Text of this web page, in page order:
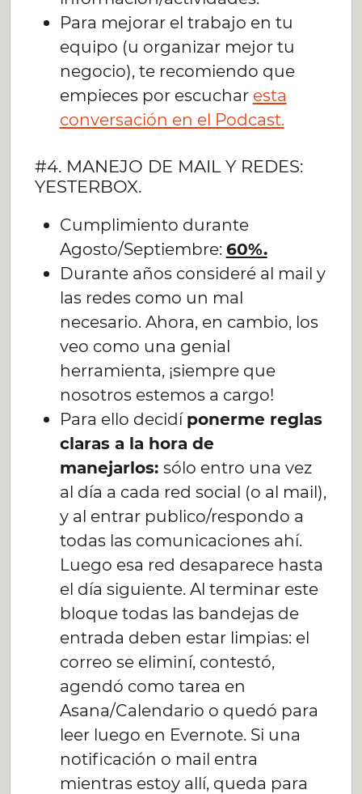
Para mejorar el trabajo en tu
equipo (u organizar mejor tu
negocio), te recomiendo que
empieces por escuchar esta
conversación en el Podcast.
#4. MANEJO DE MAIL Y REDES:
YESTERBOX.
Cumplimiento durante
Agosto/Septiembre: 60%.
Durante años consideré al mail y
las redes como un mal
necesario. Ahora, en cambio, los
veo como una genial
herramienta, ¡siempre que
nosotros estemos a cargo!
Para ello decidí ponerme reglas
claras a la hora de
manejarlos: sólo entro una vez
al día a cada red social (o al mail),
y al entrar publico/respondo a
todas las comunicaciones ahí.
Luego esa red desaparece hasta
el día siguiente. Al terminar este
bloque todas las bandejas de
entrada deben estar limpias: el
correo se eliminí, contestó,
agendó como tarea en
Asana/Calendario o quedó para
leer luego en Evernote. Si una
notificación o mail entra
mientras estoy allí, queda para